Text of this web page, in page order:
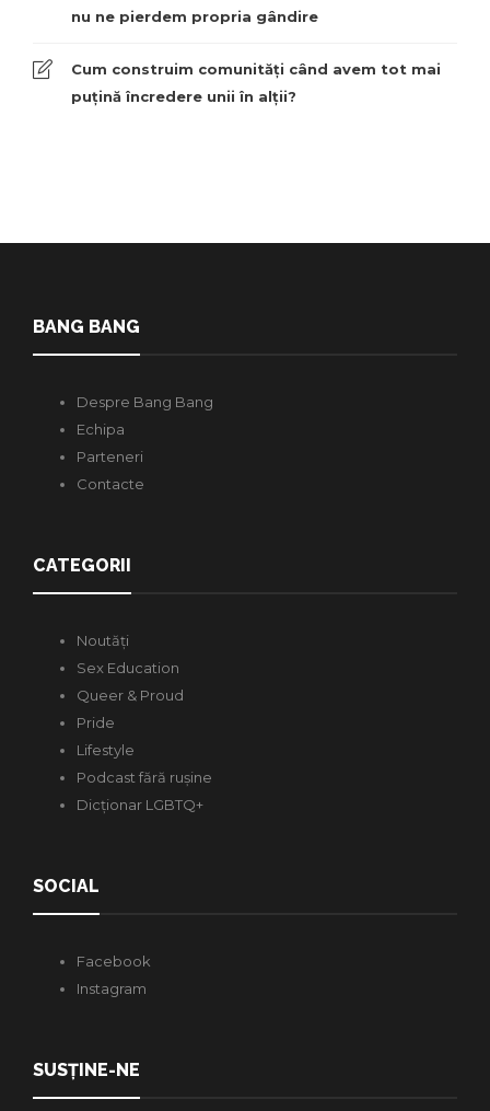
nu ne pierdem propria gândire
Cum construim comunități când avem tot mai
puțină încredere unii în alții?
BANG BANG
Despre Bang Bang
Echipa
Parteneri
Contacte
CATEGORII
Noutăți
Sex Education
Queer & Proud
Pride
Lifestyle
Podcast fără rușine
Dicționar LGBTQ+
SOCIAL
Facebook
Instagram
SUSȚINE-NE